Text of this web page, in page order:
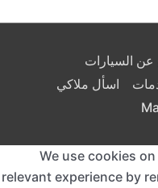
عن السيارات
اسأل ملاكي
We use cookies
relevant experience by